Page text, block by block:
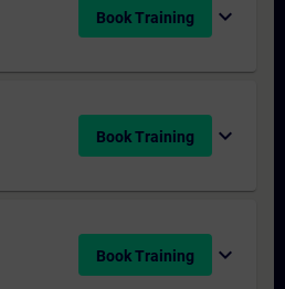
Book Training expand_more
Book Training expand_more
Book Training expand_more